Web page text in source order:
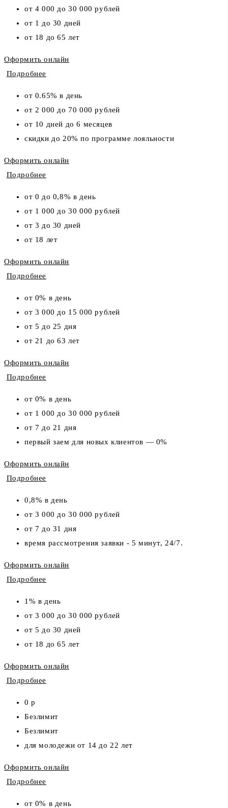
от 4 000 до 30 000 рублей
от 1 до 30 дней
от 18 до 65 лет
Оформить онлайн
Подробнее
от 0.65% в день
от 2 000 до 70 000 рублей
от 10 дней до 6 месяцев
скидки до 20% по программе лояльности
Оформить онлайн
Подробнее
от 0 до 0,8% в день
от 1 000 до 30 000 рублей
от 3 до 30 дней
от 18 лет
Оформить онлайн
Подробнее
от 0% в день
от 3 000 до 15 000 рублей
от 5 до 25 дня
от 21 до 63 лет
Оформить онлайн
Подробнее
от 0% в день
от 1 000 до 30 000 рублей
от 7 до 21 дня
первый заем для новых клиентов — 0%
Оформить онлайн
Подробнее
0,8% в день
от 3 000 до 30 000 рублей
от 7 до 31 дня
время рассмотрения заявки - 5 минут, 24/7.
Оформить онлайн
Подробнее
1% в день
от 3 000 до 30 000 рублей
от 5 до 30 дней
от 18 до 65 лет
Оформить онлайн
Подробнее
0 р
Безлимит
Безлимит
для молодежи от 14 до 22 лет
Оформить онлайн
Подробнее
от 0% в день